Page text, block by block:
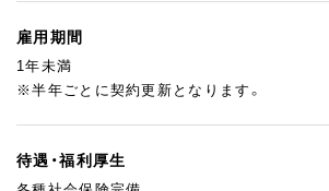
雇用期間
1年未満
※半年ごとに契約更新となります。
待遇・福利厚生